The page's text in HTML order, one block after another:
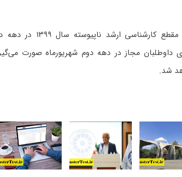
نتایج اولیه آزمون ورودی
داوطلبان مجاز در دهه دوم شهریورماه صورت